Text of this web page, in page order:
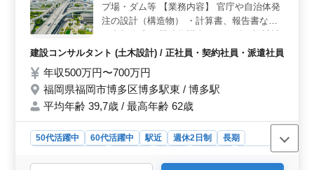
ら700万円まで設定されており、安定した収入を得ること
ができます。 ＜経験者歓迎＞ 1級土木施工管理技士
資格をお持ちの方や、発注支援業務経験が10年以上ある
方には条件面での優遇もございます。また、経験豊富な
方々が、新たな仲間と共に活躍する環境ですので、ぜひ
ご応募ください。
プ場・ダム等 【業務内容】 官庁や自治体発
注の設計（構造物） ・計算書、報告書など
の書類作成 ・構造物調査 ・その他、設計補
助業務 ＊備考＊ 交通費支給 資格手当支給
級土木施工管理技士資格必須になります ＊
50代以上で発注支援業務経験10年以上条件
面優遇いたします ＊50代以上で土木施工管
い 経験者の方ご応募お待ちしております！
《条件面優遇資格》 ・技術士(種類不問) ・
建設コンサルタント (土木設計) / 正社員・契約社員・派遣社員
年収500万円〜700万円
福岡県福岡市博多区博多駅東 / 博多駅
平均年齢 39,7歳 / 最高年齢 62歳
50代活躍中 60代活躍中 駅近 週休2日制
長期
派遣社員